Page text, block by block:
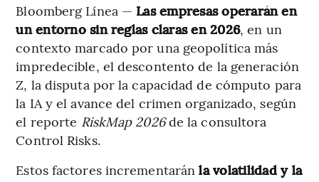
Bloomberg Línea — Las empresas operarán en
un entorno sin reglas claras en 2026, en un
contexto marcado por una geopolítica más
impredecible, el descontento de la generación
Z, la disputa por la capacidad de cómputo para
la IA y el avance del crimen organizado, según
el reporte RiskMap 2026de la consultora
Control Risks.
Estos factores incrementarán la volatilidad y la